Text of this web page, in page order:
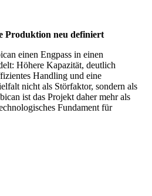
Produktion neu definiert
einen Engpass in einen
Höhere Kapazität, deutlich
Handling und eine
nicht als Störfaktor, sondern als
ist das Projekt daher mehr als
Fundament für